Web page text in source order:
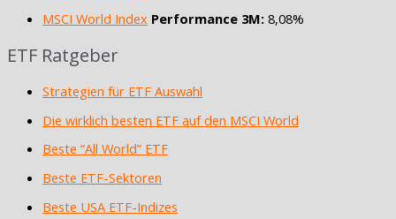
MSCI World Index Performance 3M: 8,08%
ETF Ratgeber
Strategien für ETF Auswahl
Die wirklich besten ETF auf den MSCI World
Beste “All World” ETF
Beste ETF-Sektoren
Beste USA ETF-Indizes